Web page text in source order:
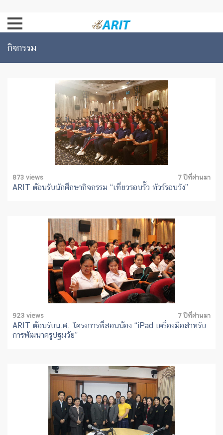
กิจกรรม
873 views 7 ปีที่ผ่านมา
ARIT ต้อนรับนักศึกษากิจกรรม “เที่ยวรอบรั้ว ทัวร์รอบวัง”
923 views 7 ปีที่ผ่านมา
ARIT ต้อนรับน.ศ. โครงการพี่สอนน้อง “iPad เครื่องมือสำหรับ
การพัฒนาครูปฐมวัย”